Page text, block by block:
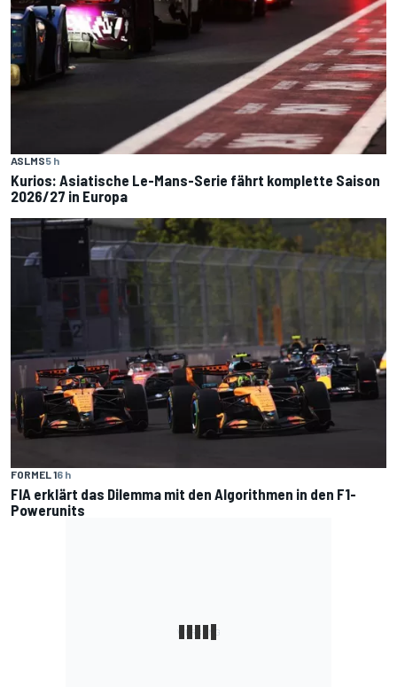
ASLMS5 h
Kurios: Asiatische Le-Mans-Serie fährt komplette Saison
2026/27 in Europa
FORMEL 16 h
FIA erklärt das Dilemma mit den Algorithmen in den F1-
Powerunits